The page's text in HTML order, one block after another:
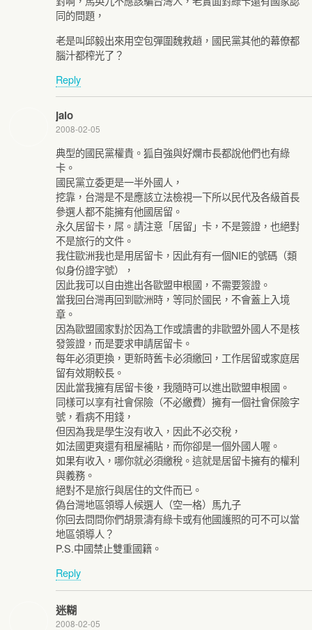
同的問題，
老是叫邱毅出來用空包彈圍魏救趙，國民黨其他的幕僚都
腦汁都榨光了？
Reply
jalo
2008-02-05
典型的國民黨權貴。狐自強與好爛市長都說他們也有綠
卡。
國民黨立委更是一半外國人，
挖靠，台灣是不是應該立法檢視一下所以民代及各級首長
參選人都不能擁有他國居留。
永久居留卡，屌。請注意「居留」卡，不是簽證，也絕對
不是旅行的文件。
我住歐洲我也是用居留卡，因此有有一個NIE的號碼（類
似身份證字號），
因此我可以自由進出各歐盟申根國，不需要簽證。
當我回台灣再回到歐洲時，等同於國民，不會蓋上入境
章。
因為歐盟國家對於因為工作或讀書的非歐盟外國人不是核
發簽證，而是要求申請居留卡。
每年必須更換，更新時舊卡必須繳回，工作居留或家庭居
留有效期較長。
因此當我擁有居留卡後，我隨時可以進出歐盟申根國。
同樣可以享有社會保險（不必繳費）擁有一個社會保險字
號，看病不用錢，
但因為我是學生沒有收入，因此不必交稅，
如法國更爽還有租屋補貼，而你卻是一個外國人喔。
如果有收入，哪你就必須繳稅。這就是居留卡擁有的權利
與義務。
絕對不是旅行與居住的文件而已。
偽台灣地區領導人候選人（空一格）馬九子
你回去問問你們胡景濤有綠卡或有他國護照的可不可以當
地區領導人？
P.S.中國禁止雙重國籍。
Reply
迷糊
2008-02-05